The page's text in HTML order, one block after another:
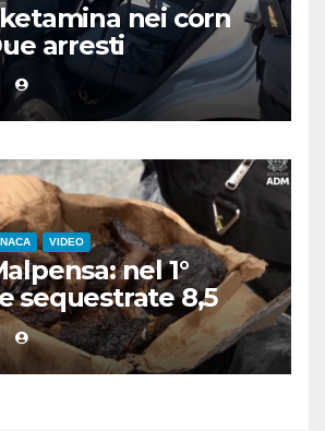
nei corn
arresti
VIDEO
nel 1°
sequestrate 8,5
di cibo fuori